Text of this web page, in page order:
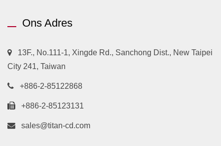
Ons Adres
13F., No.111-1, Xingde Rd., Sanchong Dist., New Taipei
City 241, Taiwan
+886-2-85122868
+886-2-85123131
sales@titan-cd.com